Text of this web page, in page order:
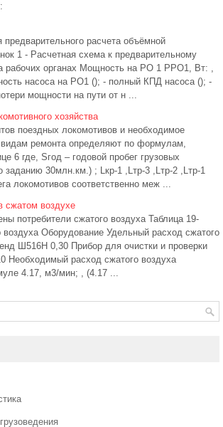
расчета объёмной
1 - Расчетная схема к предварительному
рабочих органах Мощность на РО 1 РРО1, Вт: ,
насоса на РО1 (); - полный КПД насоса (); -
мощности на пути от н ...
хозяйства
поездных локомотивов и необходимое
видам ремонта определяют по формулам,
6 где, Sгод – годовой пробег грузовых
заданию 30млн.км.) ; Lкр-1 ,Lтр-3 ,Lтр-2 ,Lтр-1
локомотивов соответственно меж ...
сжатом воздухе
потребители сжатого воздуха Таблица 19-
воздуха Оборудование Удельный расход сжатого
Ш516Н 0,30 Прибор для очистки и проверки
Необходимый расход сжатого воздуха
4.17, м3/мин; , (4.17 ...